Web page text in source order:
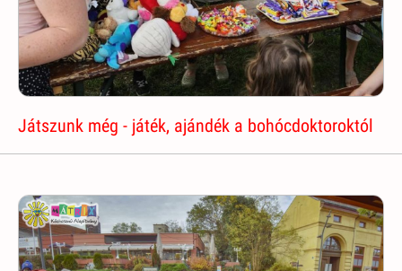
Játszunk még - játék, ajándék a bohócdoktoroktól